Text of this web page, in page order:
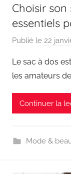
Choisir son
essentiels
Publié le 22
Le sac à dos
les amateurs
Continuer la
Mode &